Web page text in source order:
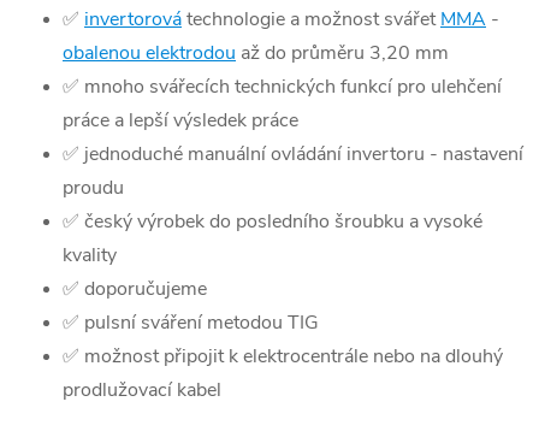
✅ invertorovátechnologie a možnost svářetMMA -
obalenou elektrodou až do průměru 3,20 mm
✅ mnoho svářecích technických funkcí pro ulehčení
práce a lepší výsledek práce
✅ jednoduché manuální ovládání invertoru - nastavení
proudu
✅ český výrobek do posledního šroubku a vysoké
kvality
✅ doporučujeme
✅ pulsní sváření metodou TIG
✅ možnost připojit k elektrocentrále nebo na dlouhý
prodlužovací kabel